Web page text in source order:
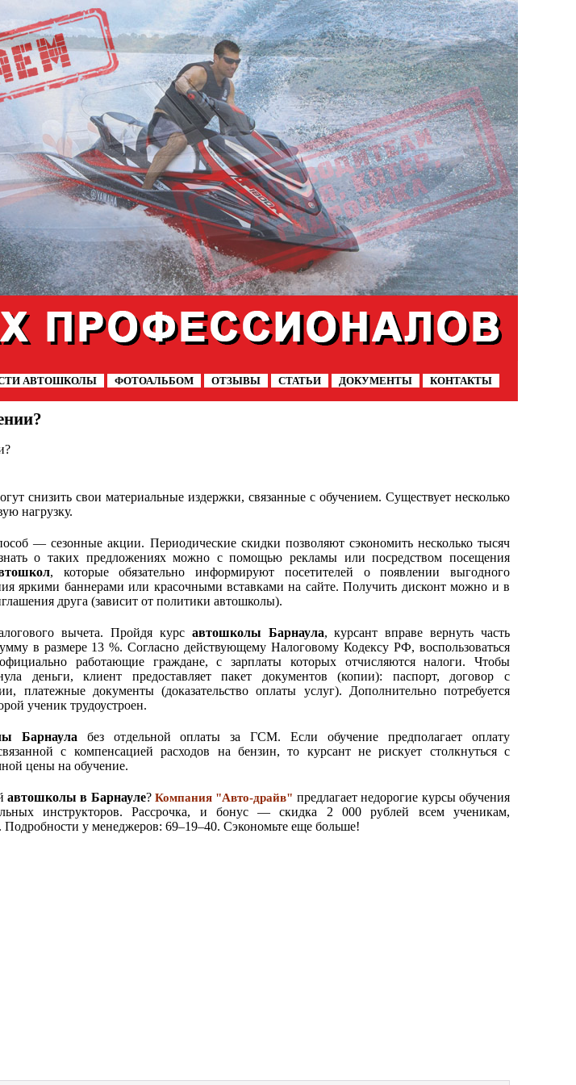
АВТОШКОЛЫ ФОТОАЛЬБОМ ОТЗЫВЫ СТАТЬИ ДОКУМЕНТЫ КОНТАКТЫ
снизить свои материальные издержки, связанные с обучением. Существует несколько
нагрузку.
— сезонные акции. Периодические скидки позволяют сэкономить несколько тысяч
о таких предложениях можно с помощью рекламы или посредством посещения
, которые обязательно информируют посетителей о появлении выгодного
яркими баннерами или красочными вставками на сайте. Получить дисконт можно и в
друга (зависит от политики автошколы).
вычета. Пройдя курс автошколы Барнаула, курсант вправе вернуть часть
в размере 13 %. Согласно действующему Налоговому Кодексу РФ, воспользоваться
работающие граждане, с зарплаты которых отчисляются налоги. Чтобы
деньги, клиент предоставляет пакет документов (копии): паспорт, договор с
платежные документы (доказательство оплаты услуг). Дополнительно потребуется
ученик трудоустроен.
Барнаула без отдельной оплаты за ГСМ. Если обучение предполагает оплату
с компенсацией расходов на бензин, то курсант не рискует столкнуться с
цены на обучение.
автошколы в Барнауле?Компания "Авто-драйв" предлагает недорогие курсы обучения
инструкторов. Рассрочка, и бонус — скидка 2 000 рублей всем ученикам,
Подробности у менеджеров: 69–19–40. Сэкономьте еще больше!